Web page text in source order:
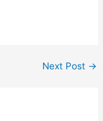
Next Post →